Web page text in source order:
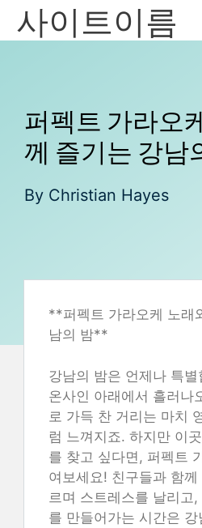
Skip사이트이름
퍼펙트 가라오
께 즐기는 강남
By Christian Hayes
**퍼펙트 가라오케 노래
남의 밤**
강남의 밤은 언제나 특
온사인 아래에서 흘러나
로 가득 찬 거리는 마치
럼 느껴지죠. 하지만 이
를 찾고 싶다면, 퍼펙트
여보세요! 친구들과 함
르며 스트레스를 날리고
를 만들어가는 시간은